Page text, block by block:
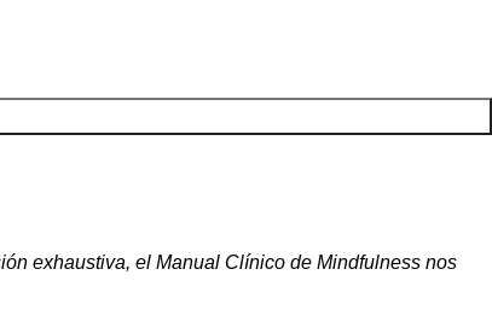
exhaustiva, el Manual Clínico de Mindfulness nos